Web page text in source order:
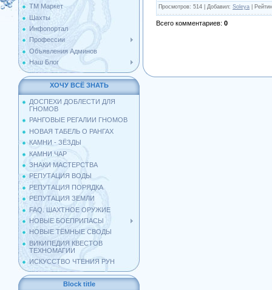
ТМ Маркет
Шахты
Инфопортал
Профессии
Объявления Админов
Наш Блог
ХОЧУ ВСЁ ЗНАТЬ
ДОСПЕХИ ДОБЛЕСТИ ДЛЯ
ГНОМОВ
РАНГОВЫЕ РЕГАЛИИ ГНОМОВ
НОВАЯ ТАБЕЛЬ О РАНГАХ
КАМНИ - ЗЁЗДЫ
КАМНИ ЧАР
ЗНАКИ МАСТЕРСТВА
РЕПУТАЦИЯ ВОДЫ
РЕПУТАЦИЯ ПОРЯДКА
РЕПУТАЦИЯ ЗЕМЛИ
FAQ. ШАХТНОЕ ОРУЖИЕ
НОВЫЕ БОЕПРИПАСЫ
НОВЫЕ ТЁМНЫЕ СВОДЫ
ВИКИПЕДИЯ КВЕСТОВ
ТЕХНОМАГИИ
ИСКУССТВО ЧТЕНИЯ РУН
Block title
Просмотров: 514 | Добавил: Soleya
Всего комментариев: 0